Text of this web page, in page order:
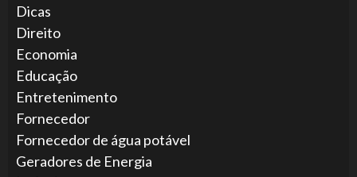
Dicas
Direito
Economia
Educação
Entretenimento
Fornecedor
Fornecedor de água potável
Geradores de Energia